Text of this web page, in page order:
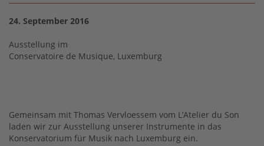
24. September 2016
Ausstellung im
Conservatoire de Musique, Luxemburg
Gemeinsam mit Thomas Vervloessem vom L’Atelier du Son
laden wir zur Ausstellung unserer Instrumente in das
Konservatorium für Musik nach Luxemburg ein.